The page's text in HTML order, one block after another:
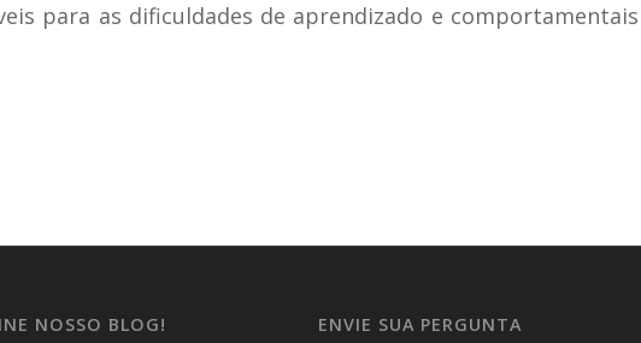
para as dificuldades de aprendizado e comportamentais
NOSSO BLOG! ENVIE SUA PERGUNTA